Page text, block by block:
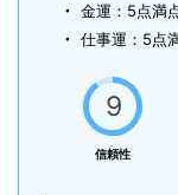
金運：5点満
仕事運：5点
9
信頼性